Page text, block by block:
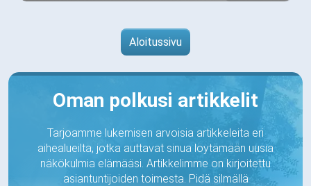
Aloitussivu
Oman polkusi artikkelit
Tarjoamme lukemisen arvoisia artikkeleita eri
aihealueilta, jotka auttavat sinua löytämään uusia
näkökulmia elämääsi. Artikkelimme on kirjoitettu
asiantuntijoiden toimesta. Pidä silmällä